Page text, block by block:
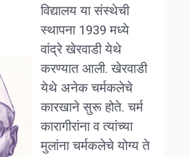
विद्यालय या संस्थेची
स्थापना 1939 मध्ये
वांद्रे खेरवाडी येथे
करण्यात आली. खेरवाडी
येथे अनेक चर्मकलेचे
कारखाने सुरू होते. चर्म
कारागीरांना व त्यांच्या
मुलांना चर्मकलेचे योग्य ते